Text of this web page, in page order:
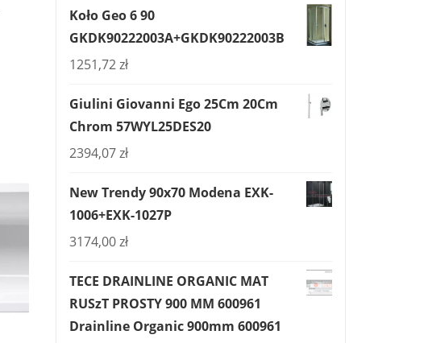
Koło Geo 6 90
GKDK90222003A+GKDK90222003B
1251,72zł
Giulini Giovanni Ego 25Cm 20Cm
Chrom 57WYL25DES20
2394,07zł
New Trendy 90x70 Modena EXK-
1006+EXK-1027P
3174,00zł
TECE DRAINLINE ORGANIC MAT
RUSzT PROSTY 900 MM 600961
Drainline Organic 900mm 600961